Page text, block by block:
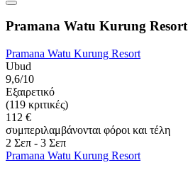
Pramana Watu Kurung Resort
Pramana Watu Kurung Resort
Ubud
9,6/10
Εξαιρετικό
(119 κριτικές)
112 €
συμπεριλαμβάνονται φόροι και τέλη
2 Σεπ - 3 Σεπ
Pramana Watu Kurung Resort